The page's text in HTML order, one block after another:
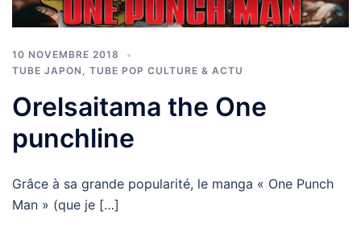
10 NOVEMBRE 2018
TUBE JAPON
TUBE POP CULTURE & ACTU
Orelsaitama the One
punchline
Grâce à sa grande popularité, le manga « One Punch
Man » (que je […]